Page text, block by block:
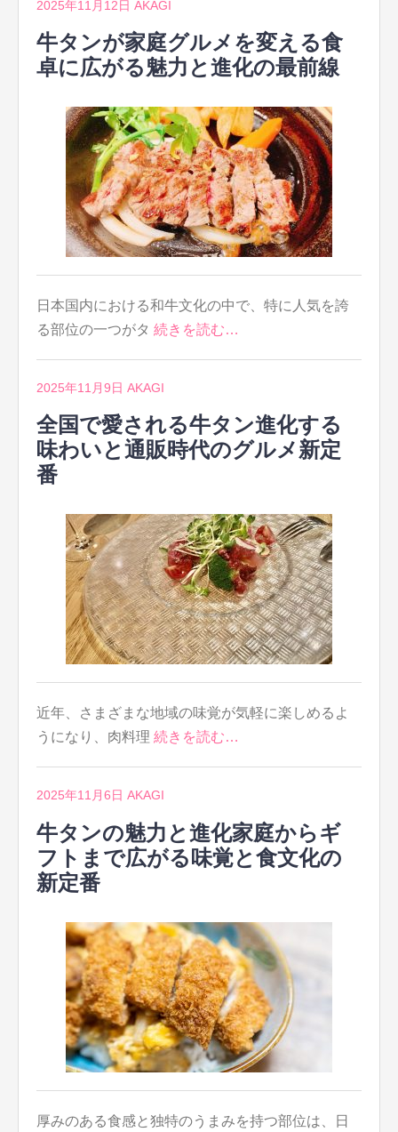
2025年11月12日 AKAGI
牛タンが家庭グルメを変える食
卓に広がる魅力と進化の最前線
日本国内における和牛文化の中で、特に人気を誇
る部位の一つがタ 続きを読む…
2025年11月9日 AKAGI
全国で愛される牛タン進化する
味わいと通販時代のグルメ新定
番
近年、さまざまな地域の味覚が気軽に楽しめるよ
うになり、肉料理 続きを読む…
2025年11月6日 AKAGI
牛タンの魅力と進化家庭からギ
フトまで広がる味覚と食文化の
新定番
厚みのある食感と独特のうまみを持つ部位は、日